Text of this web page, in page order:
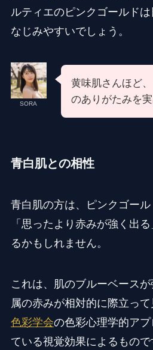
ルティエのピンクゴールド
なじみやすいでしょう。
SORA
黄味肌さんほど
のありがたみを
青白肌との相性
青白肌の方は、ピンクゴー
「思ったより赤みが強く出
るかもしれません。
これは、肌のブルーベース
属の赤みが相対的に際立って
色彩学会の色彩心理学的ア
ている視覚効果によるもので